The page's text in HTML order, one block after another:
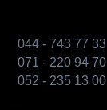
044 - 743 77 33
071 - 220 94 70
052 - 235 13 00